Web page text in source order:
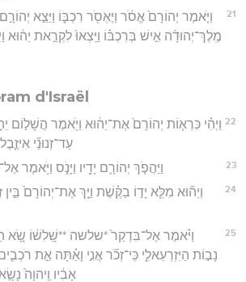
21
וַיֹּ֤אמֶר יְהוֹרָם֙ אֱסֹ֔ר וַיֶּאְסֹ֖ר רִכְבּ֑וֹ וַיֵּצֵ֣א
מֶֽלֶךְ־יְהוּדָ֜ה אִ֣ישׁ בְּרִכְבּ֗וֹ וַיֵּֽצְאוּ֙ לִקְרַ֣את
d'Israël
22 וַיְהִ֗י כִּרְא֤וֹת יְהוֹרָם֙ אֶת־יֵה֔וּא וַיֹּ֖אמֶר הֲשָׁל֣וֹם
עַד־זְנוּנֵ֞י
23 וַיַּהֲפֹ֧ךְ יְהוֹרָ֛ם יָדָ֖יו וַיָּנֹ֑ס וַיֹּ֥אמֶר
24
וְיֵה֞וּא מִלֵּ֧א יָד֣וֹ בַקֶּ֗שֶׁת וַיַּ֤ךְ אֶת־יְהוֹרָם֙ בֵּ֣ין
25
וַיֹּ֗אמֶר אֶל־בִּדְקַר֙ *שלשה **שָֽׁלִשׁ֔וֹ
נָב֣וֹת הַיִּזְרְעֵאלִ֑י כִּֽי־זְכֹ֞ר אֲנִ֣י וָאַ֗תָּה אֵ֣ת
אָבִ֔יו וַֽיהוָה֙